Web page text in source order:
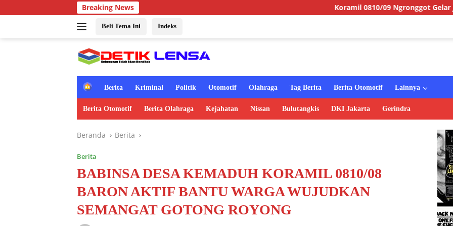
ke
Breaking News Koramil 0810/09 Ngronggot Gelar Jumat Berkah,
Beli Tema Ini Indeks
H
m
e
Berita Kriminal Politik Otomotif Olahraga Tag Berita Berita Otomotif Lainnya
Berita Otomotif Berita Olahraga Kejahatan Nissan Bulutangkis DKI Jakarta Gerindra
Beranda Berita
Berita
BABINSA DESA KEMADUH KORAMIL 0810/08
BARON AKTIF BANTU WARGA WUJUDKAN
SEMANGAT GOTONG ROYONG